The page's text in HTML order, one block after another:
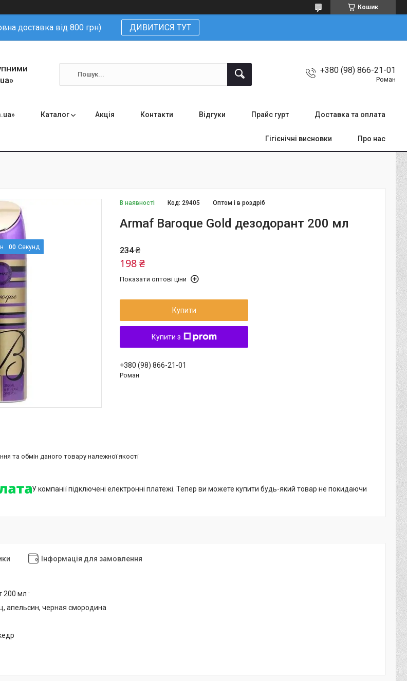
Кошик
доставка від 800 грн) ДИВИТИСЯ ТУТ
+380 (98) 866-21-01
Роман
Каталог Акція Контакти Відгуки Прайс гурт Доставка та оплата
Гігієнічні висновки Про нас
00 Секунд
В наявності Оптом і в роздріб
Код: 29405
Armaf Baroque Gold дезодорант 200 мл
234 ₴
198 ₴
Показати оптові ціни
Купити
Купити з
+380 (98) 866-21-01
Роман
та обмін даного товару належної якості
У компанії підключені електронні платежі. Тепер ви можете купити будь-який товар не покидаючи
Інформація для замовлення
200 мл :
апельсин, черная смородина